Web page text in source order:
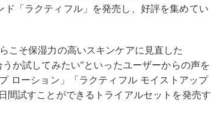
「ラクティフル」を発売し、好評を集めてい
こそ保湿力の高いスキンケアに見直した
か試してみたい”といったユーザーからの声を
ローション」「ラクティフル モイストアップ
間試すことができるトライアルセットを発売す